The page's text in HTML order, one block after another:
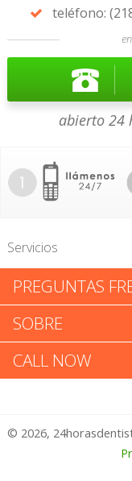
teléfono:
abierto 24
Servicios
David Wohlrabe
David
1 – No
PREGUNTAS
SOBRE
CALL NOW
© 2026,